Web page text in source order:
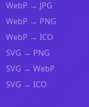
WebP → JPG
WebP → PNG
WebP → ICO
SVG → PNG
SVG → WebP
SVG → ICO